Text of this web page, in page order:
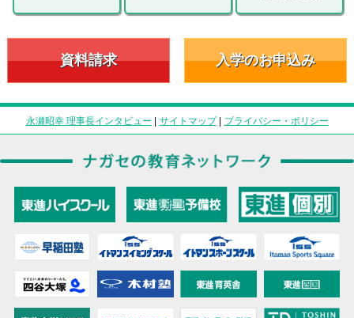
資料請求 入学のお申込み
永瀬昭幸 理事長インタビュー | サイトマップ| プライバシー・ポリシー